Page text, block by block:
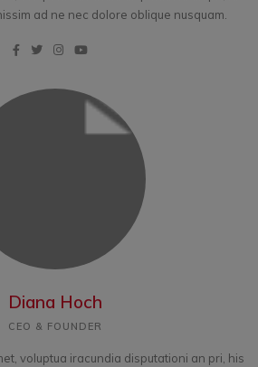
ad ne nec dolore oblique nusquam.
Diana Hoch
CEO & FOUNDER
voluptua iracundia disputationi an pri, his